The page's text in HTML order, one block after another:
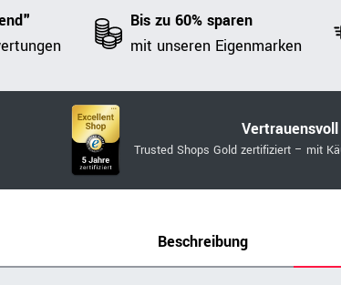
Bis zu 60% sparen
mit unseren Eigenmarken
Trusted Shops Gold zertifiziert – mit
Beschreibung